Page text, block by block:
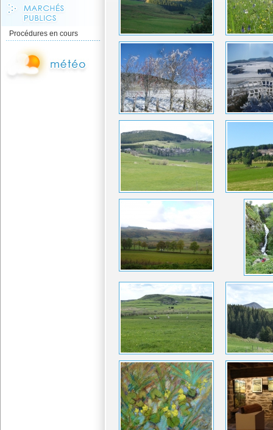
Procédures en cours